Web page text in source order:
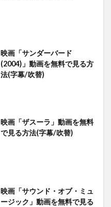
映画「サンダーバード
(2004)」動画を無料で見る方
法(字幕/吹替)
映画「ザスーラ」動画を無料
で見る方法(字幕/吹替)
映画「サウンド・オブ・ミュ
ージック」動画を無料で見る